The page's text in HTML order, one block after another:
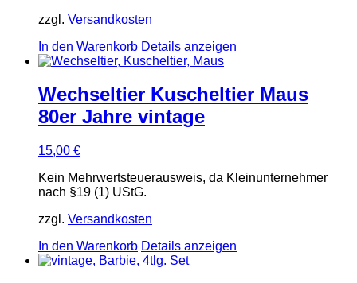
zzgl. Versandkosten
In den Warenkorb Details anzeigen
Wechseltier Kuscheltier Maus
80er Jahre vintage
15,00 €
Kein Mehrwertsteuerausweis, da Kleinunternehmer
nach §19 (1) UStG.
zzgl. Versandkosten
In den Warenkorb Details anzeigen